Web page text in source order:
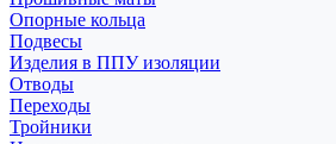
Опорные кольца
Подвесы
Изделия в ППУ изоляции
Отводы
Переходы
Тройники